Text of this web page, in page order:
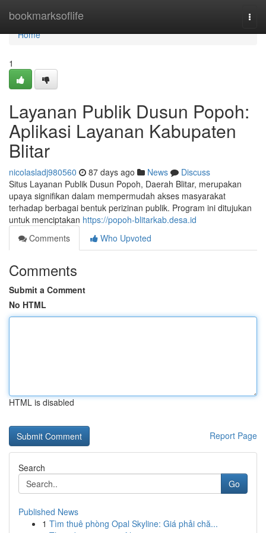
bookmarksoflife
Home
Home
1
Layanan Publik Dusun Popoh:
Aplikasi Layanan Kabupaten
Blitar
nicolasladj980560 87 days ago News
Discuss
Situs Layanan Publik Dusun Popoh, Daerah Blitar, merupakan
upaya signifikan dalam mempermudah akses masyarakat
terhadap berbagai bentuk perizinan publik. Program ini ditujukan
untuk menciptakan https://popoh-blitarkab.desa.id
Comments
Who Upvoted
Comments
Submit a Comment
No HTML
HTML is disabled
Report Page
Search
Go
Published News
1 Tìm thuê phòng Opal Skyline: Giá phải chă...